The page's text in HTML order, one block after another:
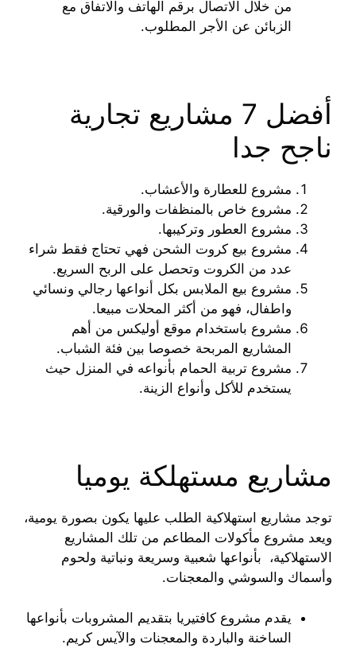
من خلال الاتصال برقم الهاتف والاتفاق مع
الزبائن عن الأجر المطلوب.
أفضل 7 مشاريع تجارية
ناجح جدا
مشروع للعطارة والأعشاب.
مشروع خاص بالمنظفات والورقية.
مشروع العطور وتركيبها.
مشروع بيع كروت الشحن فهي تحتاج فقط شراء
عدد من الكروت وتحصل على الربح السريع.
مشروع بيع الملابس بكل أنواعها رجالي ونسائي
واطفال، فهو من أكثر المحلات مبيعا.
مشروع باستخدام موقع أوليكس من أهم
المشاريع المربحة خصوصا بين فئة الشباب.
مشروع تربية الحمام بأنواعه في المنزل حيث
يستخدم للأكل وأنواع الزينة.
مشاريع مستهلكة يوميا
توجد مشاريع استهلاكية الطلب عليها يكون بصورة يومية،
ويعد مشروع مأكولات المطاعم من تلك المشاريع
الاستهلاكية، بأنواعها شعبية وسريعة ونباتية ولحوم
وأسماك والسوشي والمعجنات.
يقدم مشروع كافتيريا بتقديم المشروبات بأنواعها
الساخنة والباردة والمعجنات والآيس كريم.